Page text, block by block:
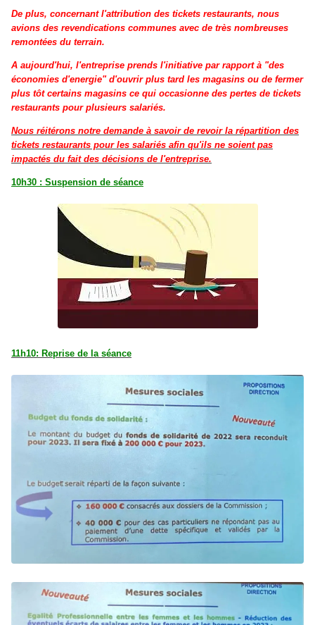
De plus, concernant l'attribution des tickets restaurants, nous
avions des revendications communes avec de très nombreuses
remontées du terrain.
A aujourd'hui, l'entreprise prends l'initiative par rapport à "des
économies d'energie" d'ouvrir plus tard les magasins ou de fermer
plus tôt certains magasins ce qui occasionne des pertes de tickets
restaurants pour plusieurs salariés.
Nous réitérons notre demande à savoir de revoir la répartition des
tickets restaurants pour les salariés afin qu'ils ne soient pas
impactés du fait des décisions de l'entreprise.
10h30 : Suspension de séance
11h10: Reprise de la séance